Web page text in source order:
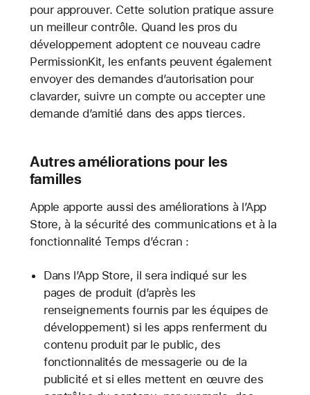
pour approuver. Cette solution pratique assure
un meilleur contrôle. Quand les pros du
développement adoptent ce nouveau cadre
PermissionKit, les enfants peuvent également
envoyer des demandes d’autorisation pour
clavarder, suivre un compte ou accepter une
demande d’amitié dans des apps tierces.
Autres améliorations pour les
familles
Apple apporte aussi des améliorations à l’App
Store, à la sécurité des communications et à la
fonctionnalité Temps d’écran :
Dans l’App Store, il sera indiqué sur les
pages de produit (d’après les
renseignements fournis par les équipes de
développement) si les apps renferment du
contenu produit par le public, des
fonctionnalités de messagerie ou de la
publicité et si elles mettent en œuvre des